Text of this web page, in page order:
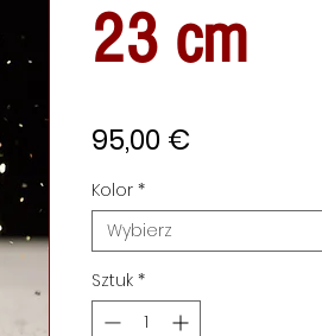
23 cm
95,00 €
Kolor *
Wybierz
Sztuk *